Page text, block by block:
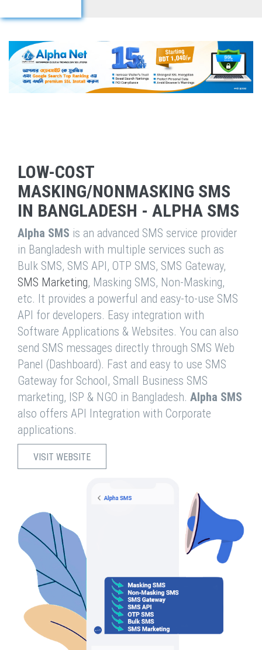
LOW-COST
MASKING/NONMASKING SMS
IN BANGLADESH - ALPHA SMS
Alpha SMS is an advanced SMS service provider
in Bangladesh with multiple services such as
Bulk SMS, SMS API, OTP SMS, SMS Gateway,
SMS Marketing, Masking SMS, Non-Masking,
etc. It provides a powerful and easy-to-use SMS
API for developers. Easy integration with
Software Applications & Websites. You can also
send SMS messages directly through SMS Web
Panel (Dashboard). Fast and easy to use SMS
Gateway for School, Small Business SMS
marketing, ISP & NGO in Bangladesh. Alpha SMS
also offers API Integration with Corporate
applications.
VISIT WEBSITE